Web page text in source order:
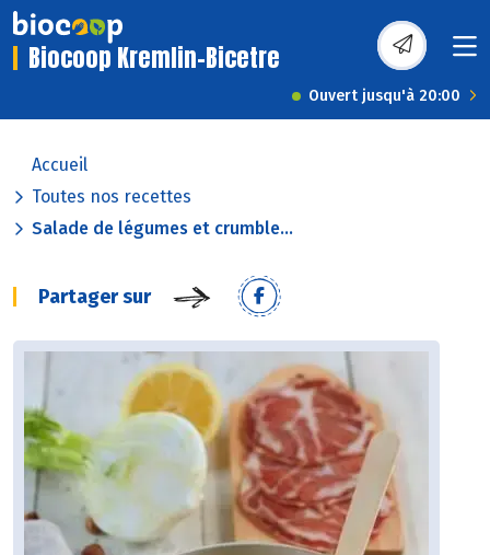
Biocoop Kremlin-Bicetre
Ouvert jusqu'à 20:00
Accueil
Toutes nos recettes
Salade de légumes et crumble...
Partager sur